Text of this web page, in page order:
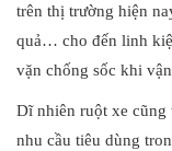
trên thị trường hiện
quả… cho đến linh
vặn chống sốc khi
Dĩ nhiên ruột xe cũng
nhu cầu tiêu dùng